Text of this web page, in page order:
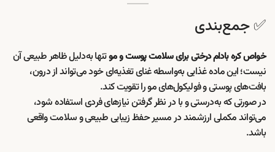
✅ جمع‌بندی
خواص کره بادام درختی برای سلامت پوست و موتنها به‌دلیل ظاهر طبیعی آن
نیست؛ این ماده غذایی به‌واسطه غنای تغذیه‌ای خود می‌تواند از درون،
بافت‌های پوستی و فولیکول‌های مو را تقویت کند.
در صورتی که به‌درستی و با در نظر گرفتن نیازهای فردی استفاده شود،
می‌تواند مکملی ارزشمند در مسیر حفظ زیبایی طبیعی و سلامت واقعی
باشد.